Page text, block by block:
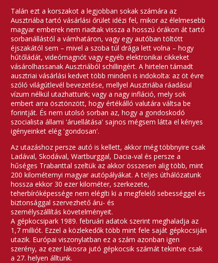
Talán ezt a korszakot a legjobban sokak számára az
Ausztriába tartó vásárlási őrület idézi fel, mikor az élelmesebb
magyar emberek nem riadtak vissza a hosszú órákon át tartó
sorbanállástól a vámhatáron, vagy egy autóban töltött
éjszakától sem – mivel a szoba túl drága lett volna – hogy
hűtőládát, videómagnót vagy egyéb elektronikai cikkeket
vásárolhassanak Ausztriából schillingért. A hirtelen támadt
ausztriai vásárlási kedvet több minden is indokolta: az öt évre
szóló világútlevél bevezetése, mellyel Ausztriába ráadásul
vízum nélkül utazhattunk; vagy a nagy infláció, mely sok
embert arra ösztönzött, hogy értékálló valutára váltsa be
forintját. És nem utolsó sorban az, hogy a gondoskodó
szocialista állami 'áruellátása' sajnos mégsem látta el kényes
igényeinket elég 'gondosan'.
Az utazáshoz persze autó is kellett, akkor még többnyire csak
Ladával, Skodával, Wartburggal, Dacia-val és persze a
hűséges Trabanttal szeltük az akkor összesen alig több, mint
200 kilométernyi magyar autópályákat. A teljes úthálózatunk
hossza ekkor 30 ezer kilométer, szerkezete,
teherbíróképessége nem elégíti ki a megfelelő sebességgel és
biztonsággal szervezhető áru- és
személyszállítás követelményeit.
A gépkocsipark 1989. februári adatok szerint meghaladja az
1,7 milliót. Ezzel a közlekedők több mint fele saját gépkocsiján
utazik. Európai viszonylatban ez a szám azonban igen
szerény, az ezer lakosra jutó gépkocsik számát tekintve csak
a 27. helyen álltunk.